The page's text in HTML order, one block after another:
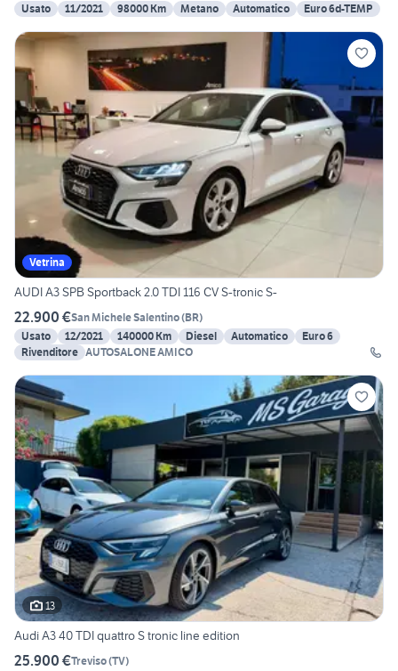
Usato
11/2021 98000 Km Metano Automatico Euro 6d-TEMP
Vetrina
AUDI A3 SPB Sportback 2.0 TDI 116 CV S-tronic S-
22.900 €San Michele Salentino(BR)
Usato
12/2021 140000 Km Diesel Automatico
Euro 6
Rivenditore AUTOSALONE AMICO
13
Audi A3 40 TDI quattro S tronic line edition
25.900 €Treviso(TV)